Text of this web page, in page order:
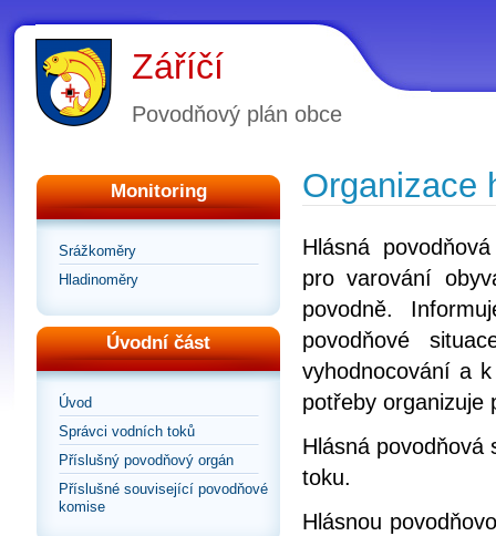
Záříčí
Povodňový plán obce
Monitoring
Srážkoměry
Hladinoměry
Úvodní část
Úvod
Správci vodních toků
Příslušný povodňový orgán
Příslušné související povodňové
komise
Organizace
Hlásná
pro varování
povodně.
povodňové
vyhodnocování a
potřeby organizuje
Hlásná povodňová
toku.
Hlásnou